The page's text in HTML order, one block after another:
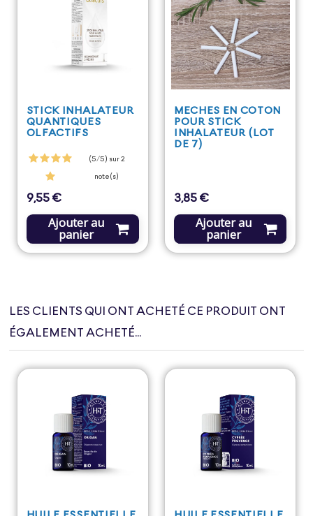
STICK INHALATEUR
QUANTIQUES
OLFACTIFS
(5/5) sur 2
note(s)
Prix
9,55 €
Ajouter au
panier
MECHES EN COTON
POUR STICK
INHALATEUR (LOT
DE 7)
Prix
3,85 €
Ajouter au
panier
LES CLIENTS QUI ONT ACHETÉ CE PRODUIT ONT
ÉGALEMENT ACHETÉ...